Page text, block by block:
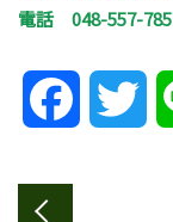
電話 048-557-
Facebook